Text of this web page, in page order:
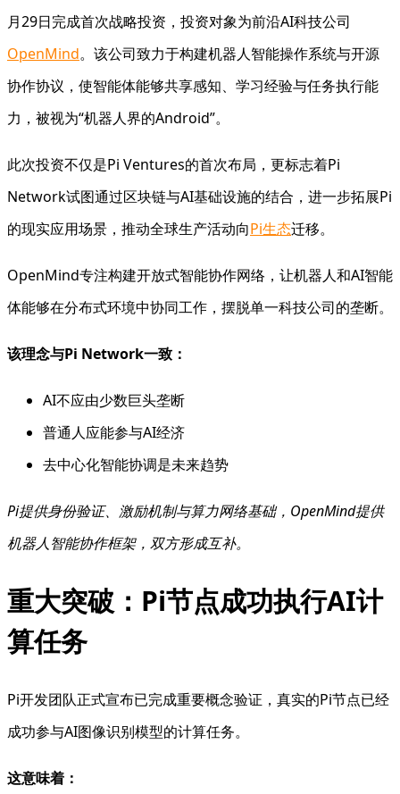
月29日完成首次战略投资，投资对象为前沿AI科技公司
OpenMind。该公司致力于构建机器人智能操作系统与开源
协作协议，使智能体能够共享感知、学习经验与任务执行能
力，被视为“机器人界的Android”。
此次投资不仅是Pi Ventures的首次布局，更标志着Pi
Network试图通过区块链与AI基础设施的结合，进一步拓展Pi
的现实应用场景，推动全球生产活动向Pi生态迁移。
OpenMind专注构建开放式智能协作网络，让机器人和AI智能
体能够在分布式环境中协同工作，摆脱单一科技公司的垄断。
该理念与Pi Network一致：
AI不应由少数巨头垄断
普通人应能参与AI经济
去中心化智能协调是未来趋势
Pi提供身份验证、激励机制与算力网络基础，OpenMind提供
机器人智能协作框架，双方形成互补。
重大突破：Pi节点成功执行AI计
算任务
Pi开发团队正式宣布已完成重要概念验证，真实的Pi节点已经
成功参与AI图像识别模型的计算任务。
这意味着：